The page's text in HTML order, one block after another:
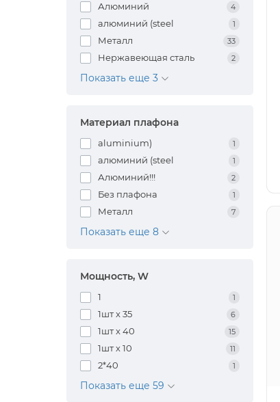
Алюминий 4
алюминий (steel 1
Металл 33
Нержавеющая сталь 2
Показать еще 3
Материал плафона
aluminium) 1
алюминий (steel 1
Алюминий!!! 2
Без плафона 1
Металл 7
Показать еще 8
Мощность, W
1 1
1шт x 35 6
1шт x 40 15
1шт х 10 11
2*40 1
Показать еще 59